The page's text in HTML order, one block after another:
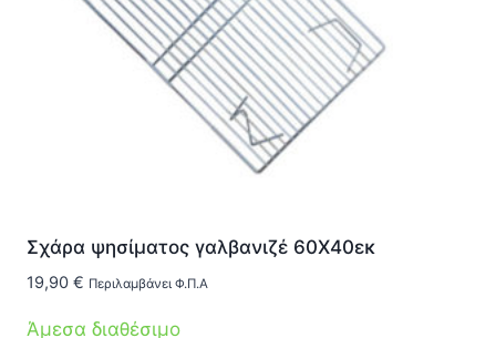
Σχάρα ψησίματος γαλβανιζέ 60Χ40εκ
19,90 € Περιλαμβάνει Φ.Π.Α
Άμεσα διαθέσιμο